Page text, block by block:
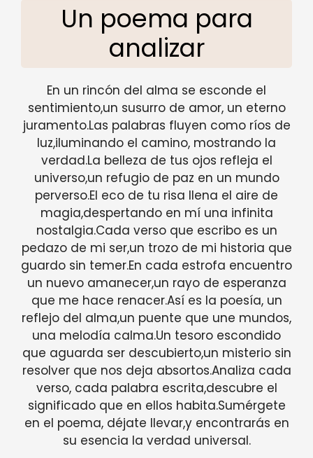
Un poema para
analizar
En un rincón del alma se esconde el
sentimiento,un susurro de amor, un eterno
juramento.Las palabras fluyen como ríos de
luz,iluminando el camino, mostrando la
verdad.La belleza de tus ojos refleja el
universo,un refugio de paz en un mundo
perverso.El eco de tu risa llena el aire de
magia,despertando en mí una infinita
nostalgia.Cada verso que escribo es un
pedazo de mi ser,un trozo de mi historia que
guardo sin temer.En cada estrofa encuentro
un nuevo amanecer,un rayo de esperanza
que me hace renacer.Así es la poesía, un
reflejo del alma,un puente que une mundos,
una melodía calma.Un tesoro escondido
que aguarda ser descubierto,un misterio sin
resolver que nos deja absortos.Analiza cada
verso, cada palabra escrita,descubre el
significado que en ellos habita.Sumérgete
en el poema, déjate llevar,y encontrarás en
su esencia la verdad universal.